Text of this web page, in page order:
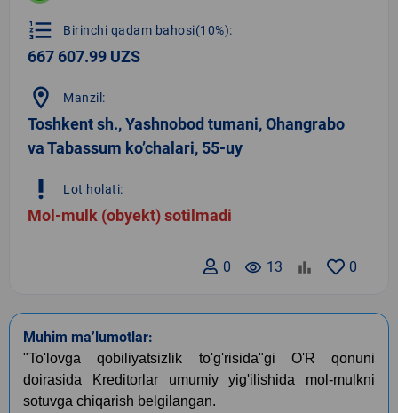
format_list_numbered Birinchi qadam bahosi(10%):
667 607.99 UZS
location_on Manzil:
Toshkent sh., Yashnobod tumani, Ohangrabo
va Tabassum ko’chalari, 55-uy
priority_high Lot holati:
Mol-mulk (obyekt) sotilmadi
0
remove_red_eye 13
0
Muhim ma’lumotlar:
"To'lovga qobiliyatsizlik to'g'risida"gi O'R qonuni
doirasida Kreditorlar umumiy yig'ilishida mol-mulkni
sotuvga chiqarish belgilangan.